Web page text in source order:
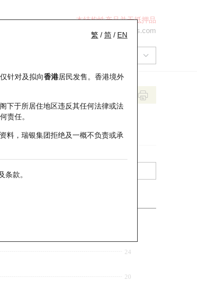
本结构性产品并无抵押品
ol-hkwarrants@ubs.com
繁 / 简 / EN
针对及拟向香港居民发售。香港境外
下于所居住地区违反其任何法律或法
责任。
料，瑞银集团拒绝及一概不负责或承
条款。
20
24